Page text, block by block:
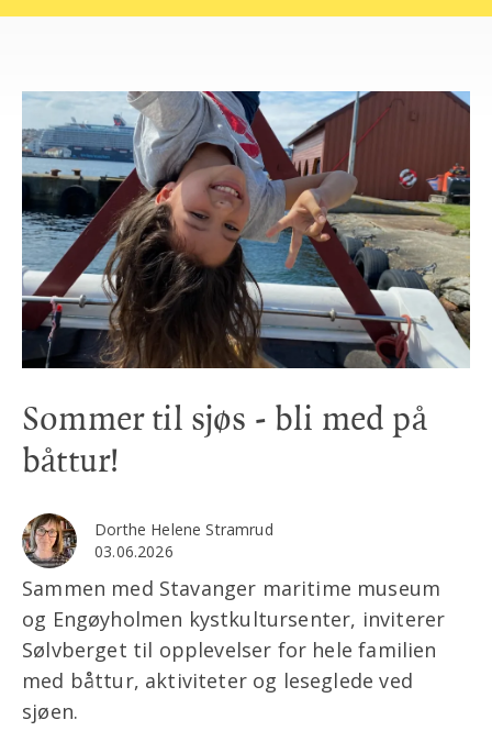
Sommer til sjøs - bli med på
båttur!
Dorthe Helene Stramrud
03.06.2026
Sammen med Stavanger maritime museum
og Engøyholmen kystkultursenter, inviterer
Sølvberget til opplevelser for hele familien
med båttur, aktiviteter og leseglede ved
sjøen.